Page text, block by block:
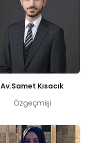
Av.Samet Kısacık
Özgeçmişi